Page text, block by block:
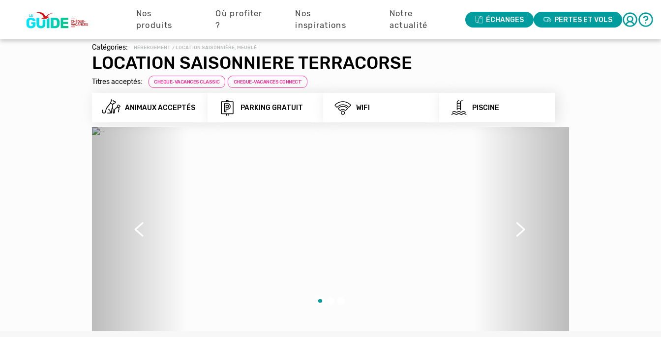
principale
Nos
produits
Où profiter
?
Nos
inspirations
Notre
actualité
ÉCHANGES PERTES ET VOLS
Catégories: HÉBERGEMENT / LOCATION SAISONNIÈRE, MEUBLÉ
LOCATION SAISONNIERE TERRACORSE
Titres acceptés: CHEQUE-VACANCES CLASSIC CHEQUE-VACANCES CONNECT
ANIMAUX ACCEPTÉS PARKING GRATUIT WIFI PISCINE
Précédent Suivant